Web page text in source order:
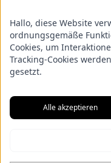
FRICKE Group SE & Co.
Zum Kreuzkamp 7
27404 Heeslingen
Unternehmensbereiche
Fricke Holding
PARTSHofmeister &
Impressum
F.Explore –
Hallo, diese Website
ordnungsgemäße
Cookies, um
Tracking-Cookies
gesetzt.
Alle akzeptieren